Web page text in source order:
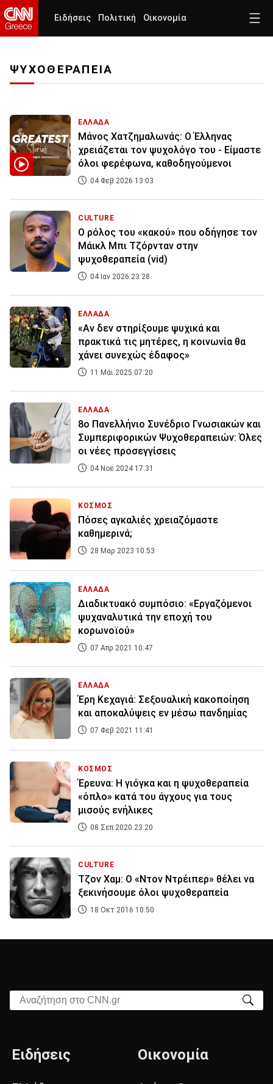
Ειδήσεις Πολιτική Οικονομία
ΨΥΧΟΘΕΡΑΠΕΙΑ
ΕΛΛΑΔΑ
Μάνος Χατζημαλωνάς: Ο Έλληνας
χρειάζεται τον ψυχολόγο του - Είμαστε
όλοι φερέφωνα, καθοδηγούμενοι
04 Φεβ 2026 13:03
CULTURE
Ο ρόλος του «κακού» που οδήγησε τον
Μάικλ Μπι Τζόρνταν στην
ψυχοθεραπεία (vid)
04 Ιαν 2026 23:28
ΕΛΛΑΔΑ
«Αν δεν στηρίξουμε ψυχικά και
πρακτικά τις μητέρες, η κοινωνία θα
χάνει συνεχώς έδαφος»
11 Μάι 2025 07:20
ΕΛΛΑΔΑ
8ο Πανελλήνιο Συνέδριο Γνωσιακών και
Συμπεριφορικών Ψυχοθεραπειών: Όλες
οι νέες προσεγγίσεις
04 Νοε 2024 17:31
ΚΟΣΜΟΣ
Πόσες αγκαλιές χρειαζόμαστε
καθημερινά;
28 Μαρ 2023 10:53
ΕΛΛΑΔΑ
Διαδικτυακό συμπόσιο: «Εργαζόμενοι
ψυχαναλυτικά την εποχή του
κορωνοϊού»
07 Απρ 2021 10:47
ΕΛΛΑΔΑ
Έρη Κεχαγιά: Σεξουαλική κακοποίηση
και αποκαλύψεις εν μέσω πανδημίας
07 Φεβ 2021 11:41
ΚΟΣΜΟΣ
Έρευνα: Η γιόγκα και η ψυχοθεραπεία
«όπλο» κατά του άγχους για τους
μισούς ενήλικες
08 Σεπ 2020 23:20
CULTURE
Τζον Χαμ: Ο «Ντον Ντρέιπερ» θέλει να
ξεκινήσουμε όλοι ψυχοθεραπεία
18 Οκτ 2016 10:50
Αναζήτηση στο CNN.gr
Ειδήσεις Οικονομία